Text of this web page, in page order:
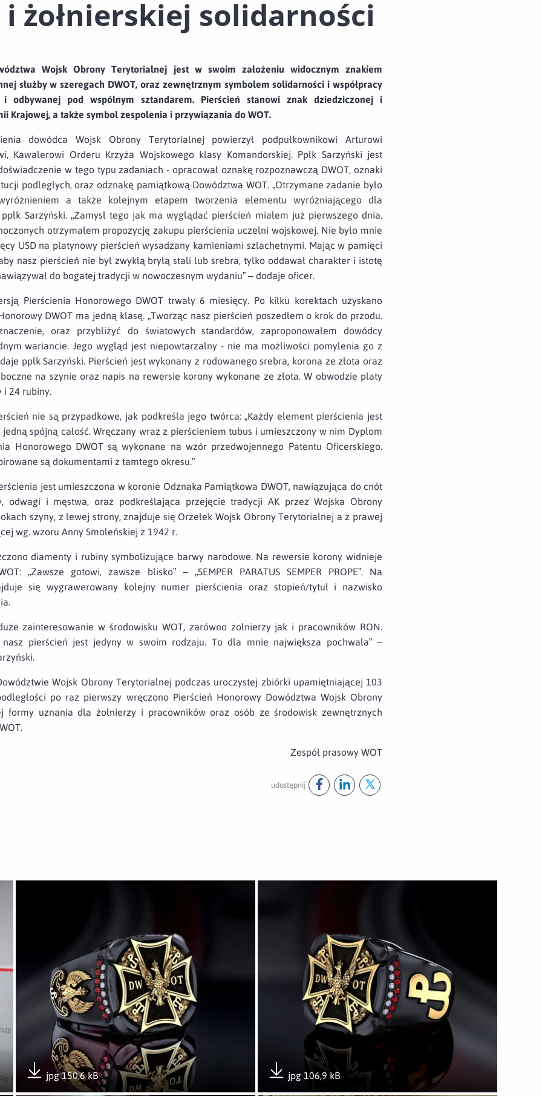
żołnierskiej solidarności
Wojsk Obrony Terytorialnej jest w swoim założeniu widocznym znakiem
służby w szeregach DWOT, oraz zewnętrznym symbolem solidarności i współpracy
i odbywanej pod wspólnym sztandarem. Pierścień stanowi znak dziedziczonej i
Krajowej, a także symbol zespolenia i przywiązania do WOT.
dowódca Wojsk Obrony Terytorialnej powierzył podpułkownikowi Arturowi
Kawalerowi Orderu Krzyża Wojskowego klasy Komandorskiej. Ppłk Sarzyński jest
w tego typu zadaniach - opracował oznakę rozpoznawczą DWOT, oznaki
podległych, oraz odznakę pamiątkową Dowództwa WOT. „Otrzymane zadanie było
a także kolejnym etapem tworzenia elementu wyróżniającego dla
Sarzyński. „Zamysł tego jak ma wyglądać pierścień miałem już pierwszego dnia.
otrzymałem propozycję zakupu pierścienia uczelni wojskowej. Nie było mnie
USD na platynowy pierścień wysadzany kamieniami szlachetnymi. Mając w pamięci
nasz pierścień nie był zwykłą bryłą stali lub srebra, tylko oddawał charakter i istotę
do bogatej tradycji w nowoczesnym wydaniu” – dodaje oficer.
Pierścienia Honorowego DWOT trwały 6 miesięcy. Po kilku korektach uzyskano
DWOT ma jedną klasę. „Tworząc nasz pierścień poszedłem o krok do przodu.
oraz przybliżyć do światowych standardów, zaproponowałem dowódcy
wariancie. Jego wygląd jest niepowtarzalny - nie ma możliwości pomylenia go z
ppłk Sarzyński. Pierścień jest wykonany z rodowanego srebra, korona ze złota oraz
na szynie oraz napis na rewersie korony wykonane ze złota. W obwodzie platy
i 24 rubiny.
nie są przypadkowe, jak podkreśla jego twórca: „Każdy element pierścienia jest
spójną całość. Wręczany wraz z pierścieniem tubus i umieszczony w nim Dyplom
Honorowego DWOT są wykonane na wzór przedwojennego Patentu Oficerskiego.
są dokumentami z tamtego okresu.”
jest umieszczona w koronie Odznaka Pamiątkowa DWOT, nawiązująca do cnót
odwagi i męstwa, oraz podkreślająca przejęcie tradycji AK przez Wojska Obrony
szyny, z lewej strony, znajduje się Orzełek Wojsk Obrony Terytorialnej a z prawej
wg. wzoru Anny Smoleńskiej z 1942 r.
diamenty i rubiny symbolizujące barwy narodowe. Na rewersie korony widnieje
„Zawsze gotowi, zawsze blisko” – „SEMPER PARATUS SEMPER PROPE”. Na
się wygrawerowany kolejny numer pierścienia oraz stopień/tytuł i nazwisko
zainteresowanie w środowisku WOT, zarówno żołnierzy jak i pracowników RON.
nasz pierścień jest jedyny w swoim rodzaju. To dla mnie największa pochwała” –
Wojsk Obrony Terytorialnej podczas uroczystej zbiórki upamiętniającej 103
po raz pierwszy wręczono Pierścień Honorowy Dowództwa Wojsk Obrony
formy uznania dla żołnierzy i pracowników oraz osób ze środowisk zewnętrznych
Zespół prasowy WOT
udostępnij
Honorowego DWOT
jpg 150,6 kB
Pobierz załącznik
jpg 106,9 kB
Pobierz załącznik